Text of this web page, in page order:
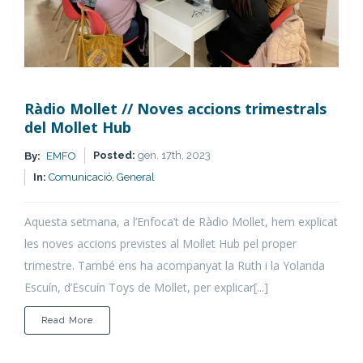
Ràdio Mollet // Noves accions trimestrals
del Mollet Hub
By: EMFO Posted: gen. 17th, 2023
In: Comunicació, General
Aquesta setmana, a l’Enfoca’t de Ràdio Mollet, hem explicat
les noves accions previstes al Mollet Hub pel proper
trimestre. També ens ha acompanyat la Ruth i la Yolanda
Escuín, d’Escuín Toys de Mollet, per explicar[...]
Read More
Ràdio